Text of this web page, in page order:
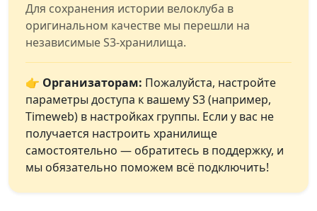
Для сохранения истории велоклуба в
оригинальном качестве мы перешли на
независимые S3-хранилища.
👉 Организаторам: Пожалуйста, настройте
параметры доступа к вашему S3 (например,
Timeweb) в настройках группы. Если у вас не
получается настроить хранилище
самостоятельно — обратитесь в поддержку, и
мы обязательно поможем всё подключить!